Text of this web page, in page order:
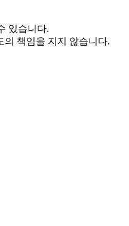
있습니다.
의 책임을 지지 않습니다.